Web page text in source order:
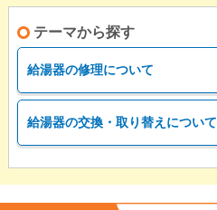
テーマから探す
給湯器の修理について
給湯器の交換・取り替えについて